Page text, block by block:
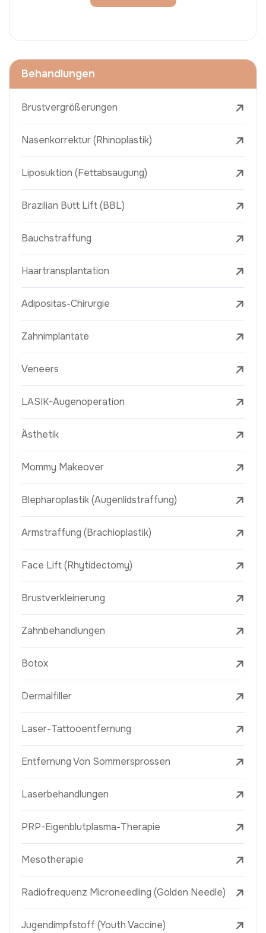
Behandlungen
Brustvergrößerungen
Nasenkorrektur (Rhinoplastik)
Liposuktion (Fettabsaugung)
Brazilian Butt Lift (BBL)
Bauchstraffung
Haartransplantation
Adipositas-Chirurgie
Zahnimplantate
Veneers
LASIK-Augenoperation
Ästhetik
Mommy Makeover
Blepharoplastik (Augenlidstraffung)
Armstraffung (Brachioplastik)
Face Lift (Rhytidectomy)
Brustverkleinerung
Zahnbehandlungen
Botox
Dermalfiller
Laser-Tattooentfernung
Entfernung Von Sommersprossen
Laserbehandlungen
PRP-Eigenblutplasma-Therapie
Mesotherapie
Radiofrequenz Microneedling (Golden Needle)
Jugendimpfstoff (Youth Vaccine)